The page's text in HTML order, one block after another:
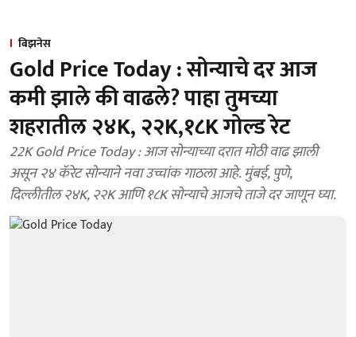
बिझनेस
Gold Price Today : सोन्याचे दर आज
कमी झाले की वाढले? पाहा तुमच्या
शहरातील २४K, २२K,१८K गोल्ड रेट
22K Gold Price Today : आज सोन्याच्या दरात मोठी वाढ झाली
असून २४ कॅरेट सोन्याने नवा उच्चांक गाठला आहे. मुंबई, पुणे,
दिल्लीतील २४K, २२K आणि १८K सोन्याचे आजचे ताजे दर जाणून घ्या.